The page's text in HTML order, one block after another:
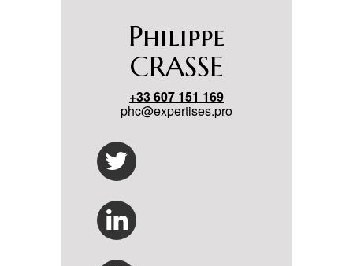
Philippe
CRASSE
+33 607 151 169
phc@expertises.pro